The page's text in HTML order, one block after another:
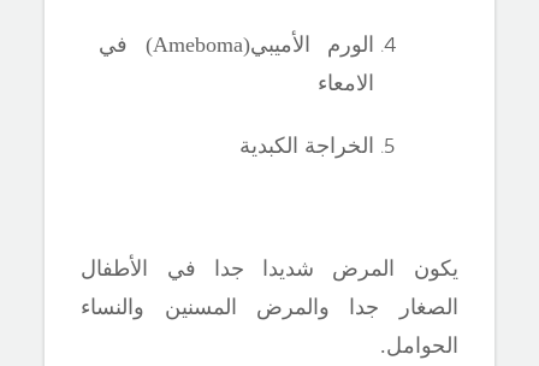
الورم الأميبي(Ameboma)
في
الامعاء
الخراجة الكبدية
يكون المرض شديدا جدا في الأطفال
الصغار جدا والمرض المسنين والنساء
الحوامل.